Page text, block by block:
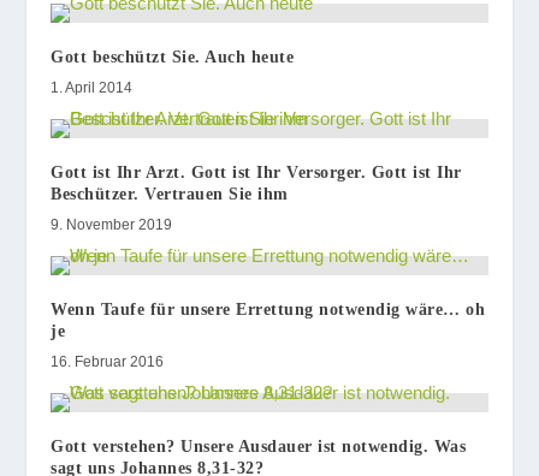
Gott beschützt Sie. Auch heute
1. April 2014
Gott ist Ihr Arzt. Gott ist Ihr Versorger. Gott ist Ihr
Beschützer. Vertrauen Sie ihm
9. November 2019
Wenn Taufe für unsere Errettung notwendig wäre… oh
je
16. Februar 2016
Gott verstehen? Unsere Ausdauer ist notwendig. Was
sagt uns Johannes 8,31-32?